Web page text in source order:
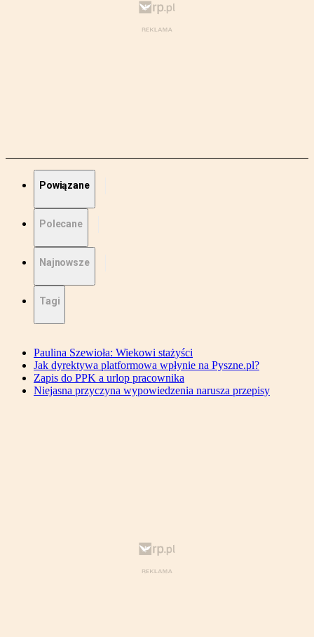
Powiązane
Polecane
Najnowsze
Tagi
Paulina Szewioła: Wiekowi stażyści
Jak dyrektywa platformowa wpłynie na Pyszne.pl?
Zapis do PPK a urlop pracownika
Niejasna przyczyna wypowiedzenia narusza przepisy